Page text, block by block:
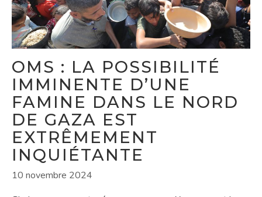
OMS : LA POSSIBILITÉ
IMMINENTE D’UNE
FAMINE DANS LE NORD
DE GAZA EST
EXTRÊMEMENT
INQUIÉTANTE
10 novembre 2024